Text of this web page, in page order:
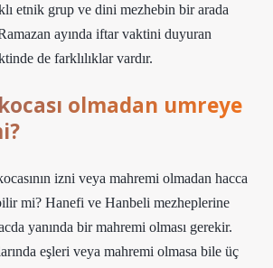
etnik grup ve dini mezhebin bir arada
Ramazan ayında iftar vaktini duyuran
de farklılıklar vardır.
olmadan umreye
izni veya mahremi olmadan hacca
mi? Hanefi ve Hanbeli mezheplerine
yanında bir mahremi olması gerekir.
eşleri veya mahremi olmasa bile üç